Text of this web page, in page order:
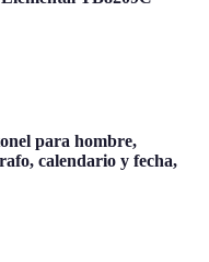
para hombre,
calendario y fecha,